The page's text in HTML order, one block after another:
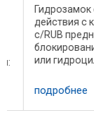
Гидрозамок
действия с
c/RUB
или
пропускает
направлении
блокирует в
подробнее